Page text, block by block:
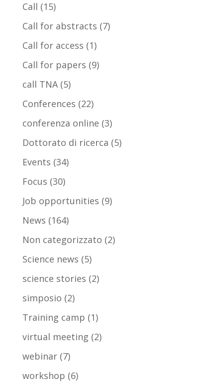
Call (15)
Call for abstracts (7)
Call for access (1)
Call for papers (9)
call TNA(5)
Conferences (22)
conferenza online (3)
Dottorato di ricerca (5)
Events (34)
Focus (30)
Job opportunities (9)
News (164)
Non categorizzato (2)
Science news (5)
science stories (2)
simposio (2)
Training camp (1)
virtual meeting (2)
webinar(7)
workshop (6)